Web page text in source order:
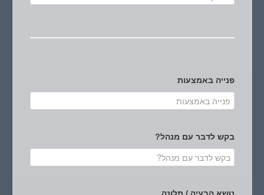
פנייה באמצעות
בקש לדבר עם מנהל?